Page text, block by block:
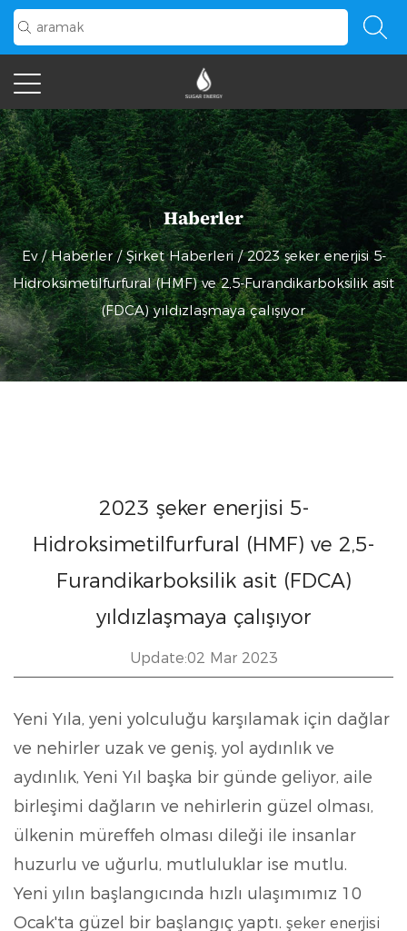
Haberler
Ev/Haberler/Şirket Haberleri/2023 şeker enerjisi 5-
Hidroksimetilfurfural (HMF) ve 2,5-Furandikarboksilik asit
(FDCA) yıldızlaşmaya çalışıyor
2023 şeker enerjisi 5-
Hidroksimetilfurfural (HMF) ve 2,5-
Furandikarboksilik asit (FDCA)
yıldızlaşmaya çalışıyor
Update:02 Mar 2023
Yeni Yıla, yeni yolculuğu karşılamak için dağlar
ve nehirler uzak ve geniş, yol aydınlık ve
aydınlık, Yeni Yıl başka bir günde geliyor, aile
birleşimi dağların ve nehirlerin güzel olması,
ülkenin müreffeh olması dileği ile insanlar
huzurlu ve uğurlu, mutluluklar ise mutlu.
Yeni yılın başlangıcında hızlı ulaşımımız 10
Ocak'ta güzel bir başlangıç ​​yaptı. şeker enerjisi